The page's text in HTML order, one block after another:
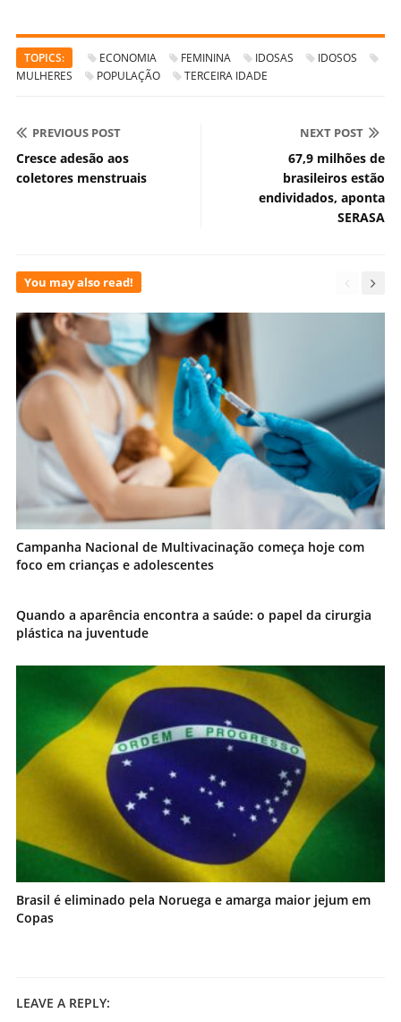
TOPICS: ECONOMIA FEMININA IDOSAS
IDOSOS
MULHERES
POPULAÇÃO TERCEIRA IDADE
PREVIOUS POST
Cresce adesão aos
coletores menstruais
NEXT POST
67,9 milhões de
brasileiros estão
endividados, aponta
SERASA
You may also read!
Campanha Nacional de Multivacinação começa hoje com
foco em crianças e adolescentes
Quando a aparência encontra a saúde: o papel da cirurgia
plástica na juventude
Brasil é eliminado pela Noruega e amarga maior jejum em
Copas
LEAVE A REPLY: